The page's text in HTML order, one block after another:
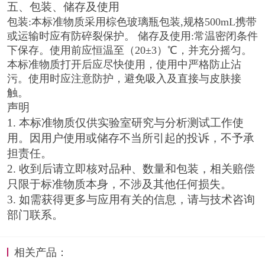
五、包装、储存及使用
包装:本标准物质采用棕色玻璃瓶包装,规格500mL携带
或运输时应有防碎裂保护。 储存及使用:常温密闭条件
下保存。使用前应恒温至（20±3）℃，并充分摇匀。
本标准物质打开后应尽快使用，使用中严格防止沾
污。使用时应注意防护，避免吸入及直接与皮肤接
触。
声明
1. 本标准物质仅供实验室研究与分析测试工作使
用。因用户使用或储存不当所引起的投诉，不予承
担责任。
2. 收到后请立即核对品种、数量和包装，相关赔偿
只限于标准物质本身，不涉及其他任何损失。
3. 如需获得更多与应用有关的信息，请与技术咨询
部门联系。
相关产品：